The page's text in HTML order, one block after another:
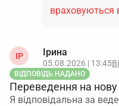
враховуються
ІР Ірина
05.08.2026 | 13:45
ВІДПОВІДЬ НАДАНО
Переведення на
Я відповідальна за